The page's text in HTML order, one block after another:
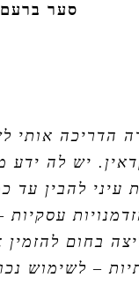
סער ברעם
הדריכה אותי
יש לה
עיני להבין עד
בחום
– לשימוש